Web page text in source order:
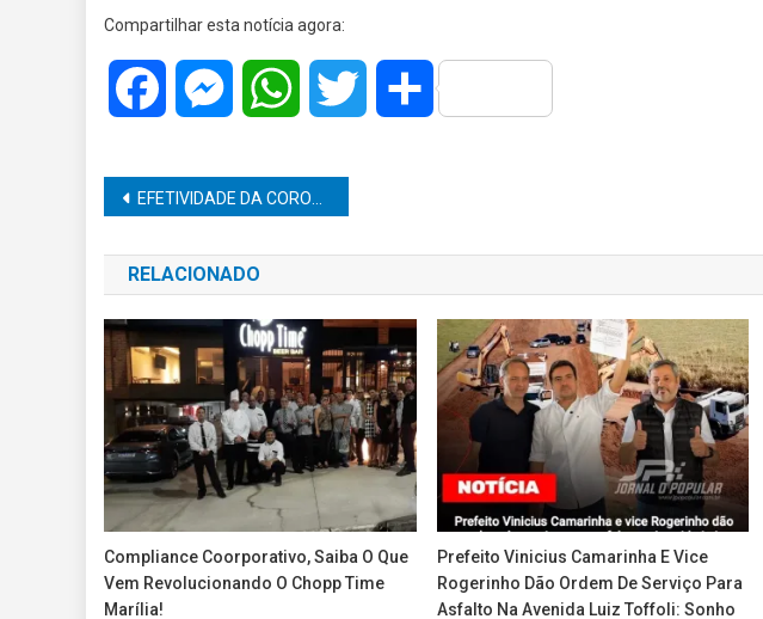
Compartilhar esta notícia agora:
Facebook MessengerWhatsAppTwitter Share
Navegação
de
Post
EFETIVIDADE DA CORONAVAC CONTRA MORTE É DE 71%, INCLUSIVE ENTRE IDOSOS
RELACIONADO
Compliance Coorporativo, Saiba O Que
Vem Revolucionando O Chopp Time
Marília!
Prefeito Vinicius Camarinha E Vice
Rogerinho Dão Ordem De Serviço Para
Asfalto Na Avenida Luiz Toffoli: Sonho